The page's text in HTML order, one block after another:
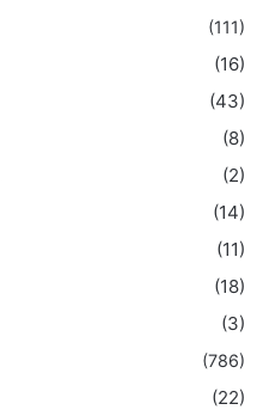
(111)
(16)
(43)
(8)
(2)
(14)
(11)
(18)
(3)
(786)
(22)